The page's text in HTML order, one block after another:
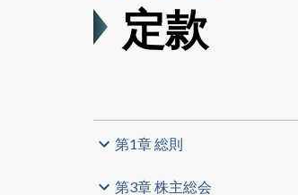
定款
第1章 総則
第3章 株主総会